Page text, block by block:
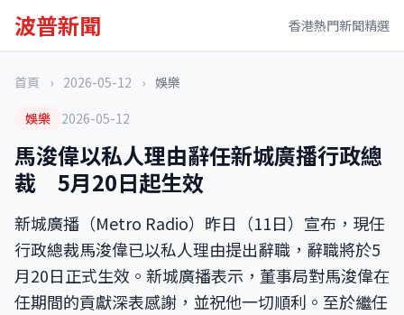
波普新聞 香港熱門新聞精選
首頁 › 2026-05-12 › 娛樂
娛樂
2026-05-12
馬浚偉以私人理由辭任新城廣播行政總
裁 5月20日起生效
新城廣播（Metro Radio）昨日（11日）宣布，現任
行政總裁馬浚偉已以私人理由提出辭職，辭職將於5
月20日正式生效。新城廣播表示，董事局對馬浚偉在
任期間的貢獻深表感謝，並祝他一切順利。至於繼任